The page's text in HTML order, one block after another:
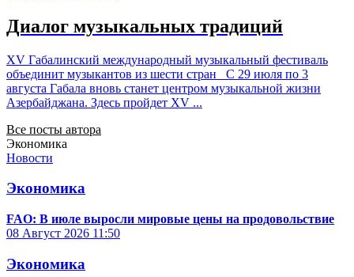
Диалог музыкальных традиций
XV Габалинский международный музыкальный фестиваль
объединит музыкантов из шести стран С 29 июля по 3
августа Габала вновь станет центром музыкальной жизни
Азербайджана. Здесь пройдет XV ...
Все посты автора
Экономика
Новости
Экономика
FAO: В июле выросли мировые цены на продовольствие
08 Август 2026 11:50
Экономика